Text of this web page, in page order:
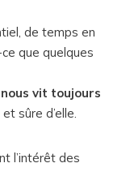
de temps en
que quelques
vit toujours
sûre d’elle.
l’intérêt des